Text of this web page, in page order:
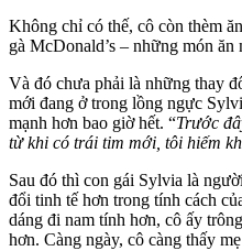
Không chỉ có thế, cô còn thèm
gà McDonald’s – những món
Và đó chưa phải là những thay
mới đang ở trong lồng ngực
mạnh hơn bao giờ hết. “Trước
từ khi có trái tim mới, tôi hiếm
Sau đó thì con gái Sylvia là
đổi tinh tế hơn trong tính cách
dáng đi nam tính hơn, cô ấy
hơn. Càng ngày, cô càng thấy